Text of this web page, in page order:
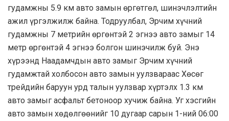
гудамжны 5.9 км авто замын өргөтгөл, шинэчлэлтийн
ажил үргэлжилж байна. Тодруулбал, Эрчим хүчний
гудамжны 7 метрийн өргөнтэй 2 эгнээ авто замыг 14
метр өргөнтэй 4 эгнээ болгон шинэчилж буй. Энэ
хүрээнд Наадамчдын авто замыг Эрчим хүчний
гудамжтай холбосон авто замын уулзвараас Хөсөг
трейдийн баруун урд талын уулзвар хүртэлх 1.3 км
авто замыг асфальт бетоноор хучиж байна. Уг хэсгийн
авто замын хөдөлгөөнийг 10 дугаар сарын 1-ний 06:00